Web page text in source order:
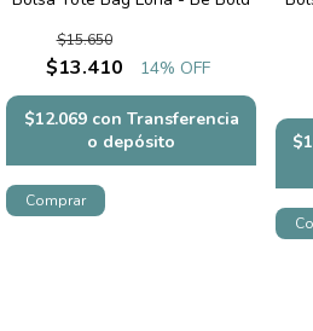
$13.410
$15.650
14% OFF
$12.069 con Transferencia
o depósito